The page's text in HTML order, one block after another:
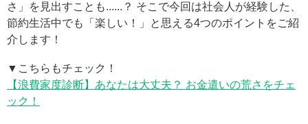
さ」を見出すことも......？ そこで今回は社会人が経験した、
節約生活中でも「楽しい！」と思える4つのポイントをご紹
介します！
▼こちらもチェック！
【浪費家度診断】あなたは大丈夫？ お金遣いの荒さをチェ
ック！